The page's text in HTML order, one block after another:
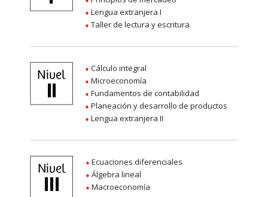
Lengua extranjera I
Taller de lectura y escritura
Cálculo integral
Microeconomía
Fundamentos de contabilidad
Planeación y desarrollo de productos
Lengua extranjera II
Ecuaciones diferenciales
Álgebra lineal
Macroeconomía